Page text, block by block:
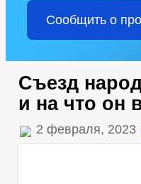
Сообщить о
Съезд
и на что он
2 февраля, 2023